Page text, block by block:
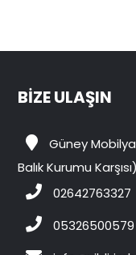
BİZE ULAŞIN
Güney
Balık Kurumu
02642763327
05326500579